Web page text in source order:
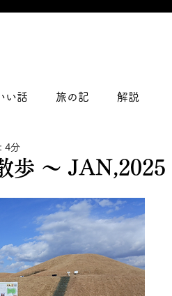
い話 旅の記 解説
歩 ～ JAN,2025
4分